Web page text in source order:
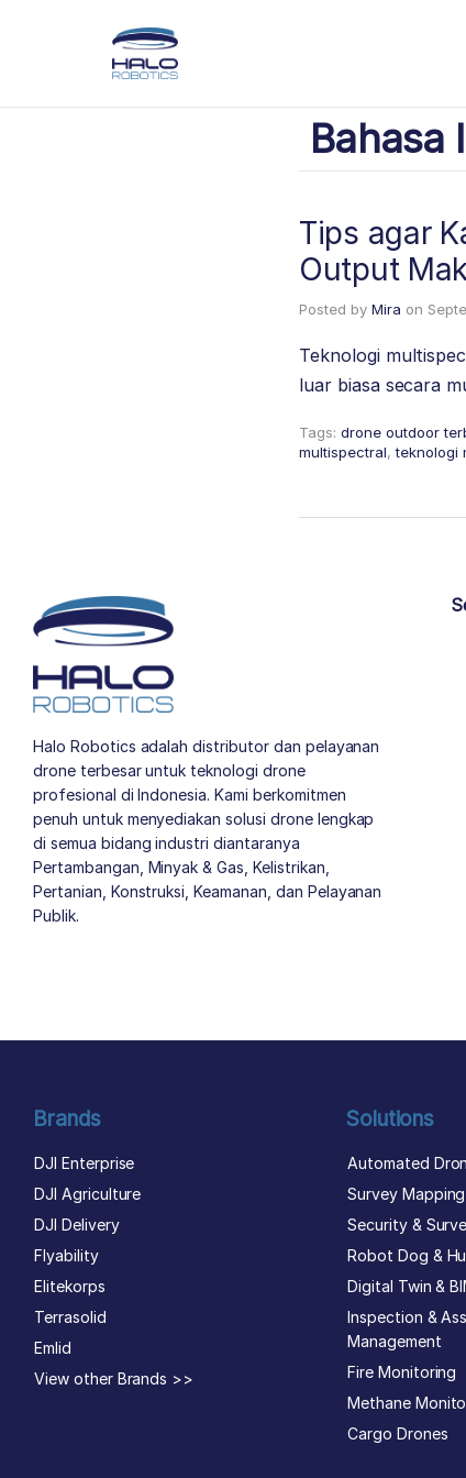
Bahasa
Tips agar
Output
Posted by Mira on
Teknologi
luar biasa secara
Tags: drone outdoor
multispectral,teknologi
Halo Robotics adalah distributor dan pelayanan
drone terbesar untuk teknologi drone
profesional di Indonesia. Kami berkomitmen
penuh untuk menyediakan solusi drone lengkap
di semua bidang industri diantaranya
Pertambangan, Minyak & Gas, Kelistrikan,
Pertanian, Konstruksi, Keamanan, dan Pelayanan
Publik.
Brands
DJI Enterprise
DJI Agriculture
DJI Delivery
Flyability
Elitekorps
Terrasolid
Emlid
View other Brands >>
Solutions
Automated
Survey Mapping
Security &
Robot Dog &
Digital Twin &
Inspection &
Management
Fire Monitoring
Methane
Cargo Drones